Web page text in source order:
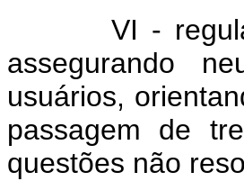
VI - regular e
assegurando
usuários,
passagem de
questões não